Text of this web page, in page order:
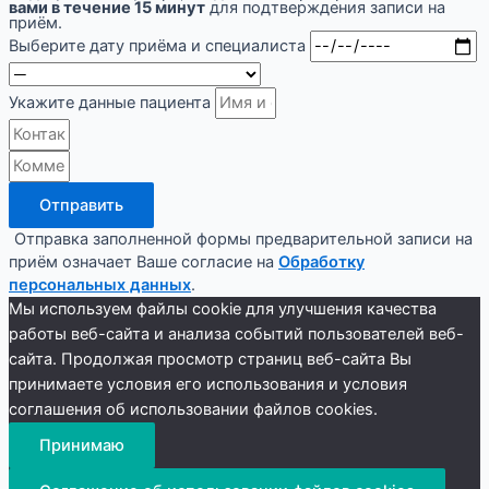
вами в течение 15 минут для подтверждения записи на
приём.
Выберите дату приёма и специалиста
Укажите данные пациента
Отправить
Отправка заполненной формы предварительной записи на
приём означает Ваше согласие на Обработку
персональных данных.
Мы используем файлы cookie для улучшения качества
работы веб-сайта и анализа событий пользователей веб-
сайта. Продолжая просмотр страниц веб-сайта Вы
принимаете условия его использования и условия
соглашения об использовании файлов cookies.
Принимаю